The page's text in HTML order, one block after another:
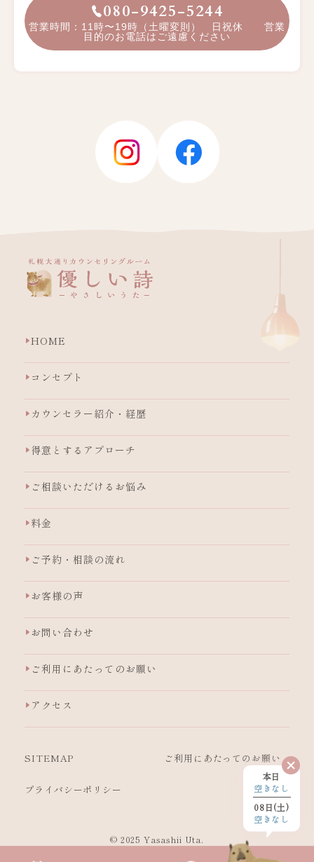
080-9425-5244
営業時間：11時〜19時（土曜変則） 日祝休 営業
目的のお電話はご遠慮ください
HOME
コンセプト
カウンセラー紹介・経歴
得意とするアプローチ
ご相談いただけるお悩み
料金
ご予約・相談の流れ
お客様の声
お問い合わせ
ご利用にあたってのお願い
アクセス
SITEMAP ご利用にあたっての お願い
プライバシーポリシー
© 2025 Yasashii Uta.
本日
空きなし
08日(土)
空きなし